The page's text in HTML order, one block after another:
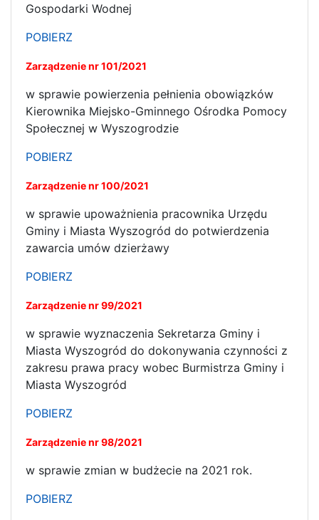
Gospodarki Wodnej
POBIERZ
Zarządzenie nr 101/2021
w sprawie powierzenia pełnienia obowiązków
Kierownika Miejsko-Gminnego Ośrodka Pomocy
Społecznej w Wyszogrodzie
POBIERZ
Zarządzenie nr 100/2021
w sprawie upoważnienia pracownika Urzędu
Gminy i Miasta Wyszogród do potwierdzenia
zawarcia umów dzierżawy
POBIERZ
Zarządzenie nr 99/2021
w sprawie wyznaczenia Sekretarza Gminy i
Miasta Wyszogród do dokonywania czynności z
zakresu prawa pracy wobec Burmistrza Gminy i
Miasta Wyszogród
POBIERZ
Zarządzenie nr 98/2021
w sprawie zmian w budżecie na 2021 rok.
POBIERZ